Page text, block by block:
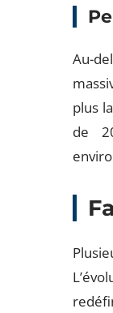
Au-
plus
de